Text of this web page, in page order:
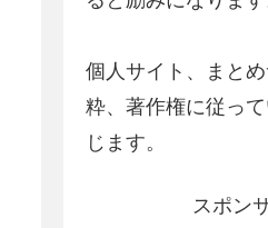
個人サイト、まと
粋、著作権に従っ
じます。
スポン